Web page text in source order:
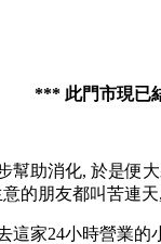
*** 此門市現已
助消化, 於是便
的朋友都叫苦連天
家24小時營業